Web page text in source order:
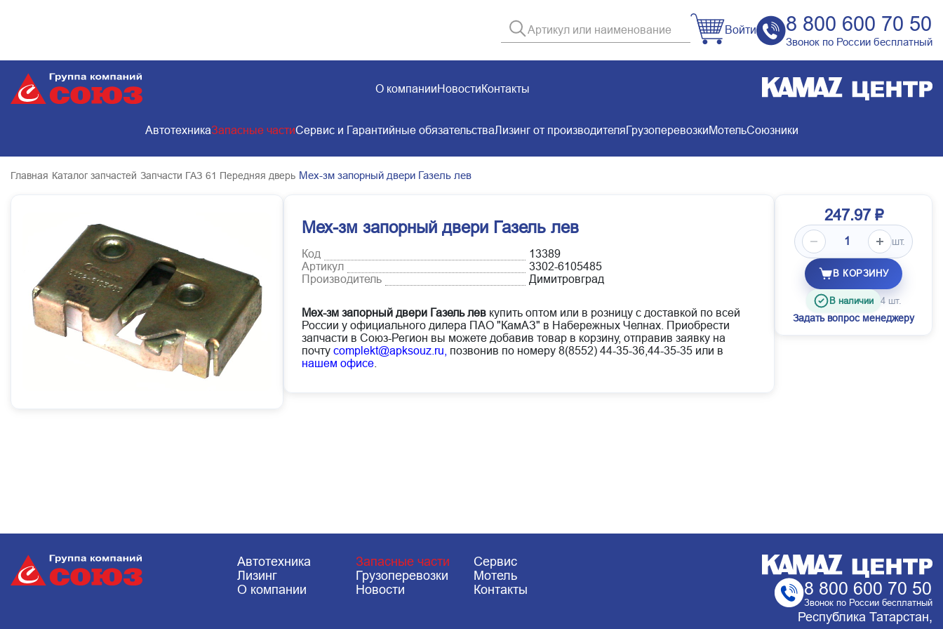
Войти 8 800 600 70 50
Звонок по России бесплатный
О компанииНовостиКонтакты
АвтотехникаЗапасные частиСервис и Гарантийные обязательстваЛизинг от производителяГрузоперевозкиМотельСоюзники
Главная Каталог запчастей Запчасти ГАЗ 61 Передняя дверь Мех-зм запорный двери Газель лев
Мех-зм запорный двери Газель лев
Код
13389
Артикул
3302-6105485
Производитель
Димитровград
Мех-зм запорный двери Газель лев купить оптом или в розницу с доставкой по всей
России у официального дилера ПАО "КамАЗ" в Набережных Челнах. Приобрести
запчасти в Союз-Регион вы можете добавив товар в корзину, отправив заявку на
почту complekt@apksouz.ru, позвонив по номеру 8(8552) 44-35-36,44-35-35 или в
нашем офисе
247.97 ₽
шт.
В КОРЗИНУ
В наличии 4 шт.
Задать вопрос менеджеру
Автотехника Запасные части
Сервис
Лизинг
Грузоперевозки
Мотель
О компании
Новости Контакты 8 800 600 70 50
Звонок по России бесплатный
Республика Татарстан,